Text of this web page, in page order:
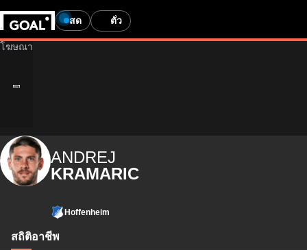
สด ตั๋ว
ANDREJ
KRAMARIC
Hoffenheim
สถิติอาชีพ